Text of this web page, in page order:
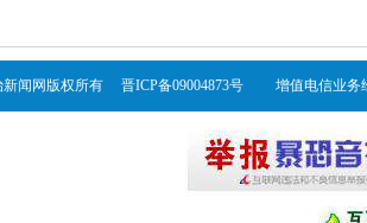
新闻网版权所有 晋ICP备09004873号 增值电信业务